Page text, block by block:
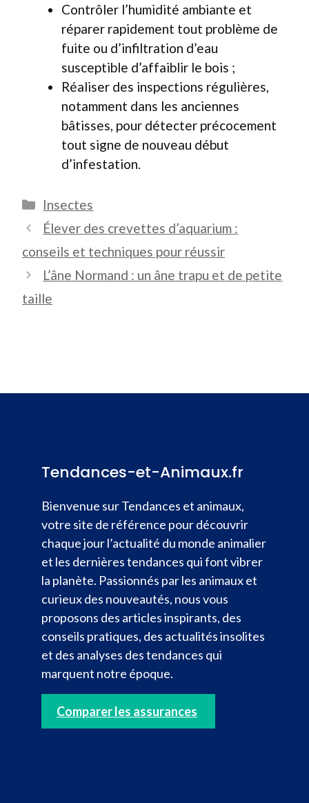
Contrôler l’humidité ambiante et
réparer rapidement tout problème de
fuite ou d’infiltration d’eau
susceptible d’affaiblir le bois ;
Réaliser des inspections régulières,
notamment dans les anciennes
bâtisses, pour détecter précocement
tout signe de nouveau début
d’infestation.
Catégories
Insectes
Élever des crevettes d’aquarium :
conseils et techniques pour réussir
L’âne Normand : un âne trapu et de petite
taille
Tendances-et-Animaux.fr
Bienvenue sur Tendances et animaux,
votre site de référence pour découvrir
chaque jour l’actualité du monde animalier
et les dernières tendances qui font vibrer
la planète. Passionnés par les animaux et
curieux des nouveautés, nous vous
proposons des articles inspirants, des
conseils pratiques, des actualités insolites
et des analyses des tendances qui
marquent notre époque.
Comparer les assurances